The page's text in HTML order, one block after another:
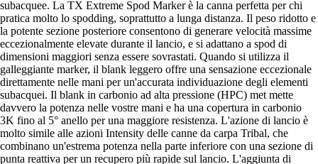
subacquee. La TX Extreme Spod Marker è la canna perfetta per chi
pratica molto lo spodding, soprattutto a lunga distanza. Il peso ridotto e
la potente sezione posteriore consentono di generare velocità massime
eccezionalmente elevate durante il lancio, e si adattano a spod di
dimensioni maggiori senza essere sovrastati. Quando si utilizza il
galleggiante marker, il blank leggero offre una sensazione eccezionale
direttamente nelle mani per un'accurata individuazione degli elementi
subacquei. Il blank in carbonio ad alta pressione (HPC) met mette
davvero la potenza nelle vostre mani e ha una copertura in carbonio
3K fino al 5° anello per una maggiore resistenza. L'azione di lancio è
molto simile alle azioni Intensity delle canne da carpa Tribal, che
combinano un'estrema potenza nella parte inferiore con una sezione di
punta reattiva per un recupero più rapide sul lancio. L'aggiunta di